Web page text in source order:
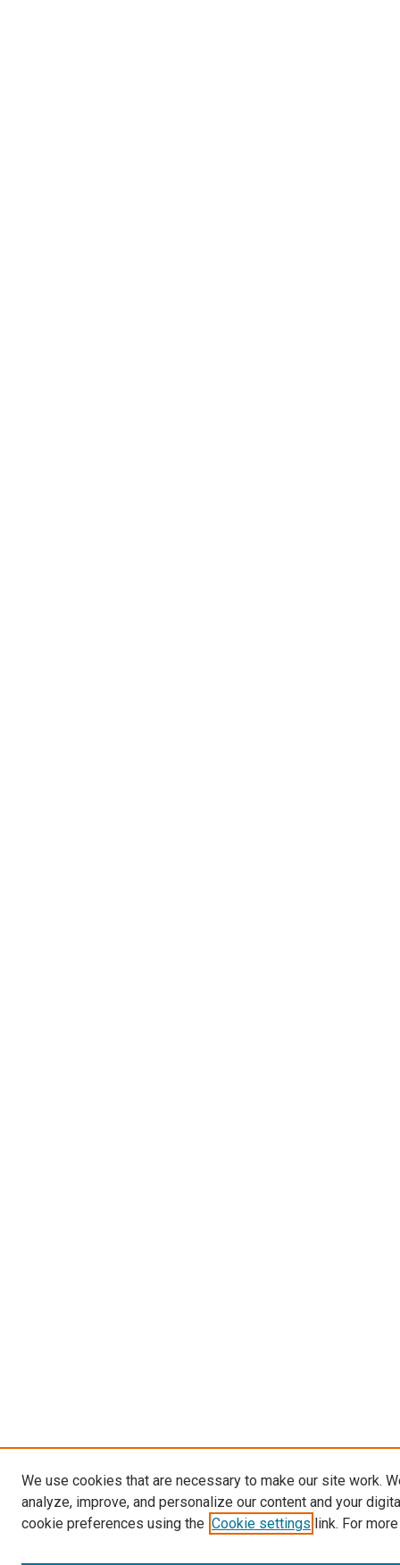
We use cookies that are necessary to make our site work.
analyze, improve, and personalize our content and your
cookie preferences using the Cookie settings link. For